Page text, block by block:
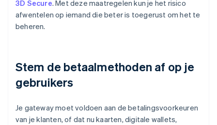
3D Secure. Met deze maatregelen kun je het risico
afwentelen op iemand die beter is toegerust om het te
beheren.
Stem de betaalmethoden af op je
gebruikers
Je gateway moet voldoen aan de betalingsvoorkeuren
van je klanten, of dat nu kaarten, digitale wallets,